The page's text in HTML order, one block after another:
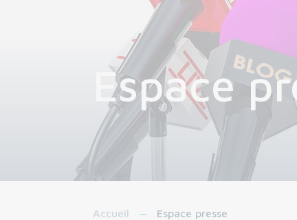
Espace
Accueil Espace presse